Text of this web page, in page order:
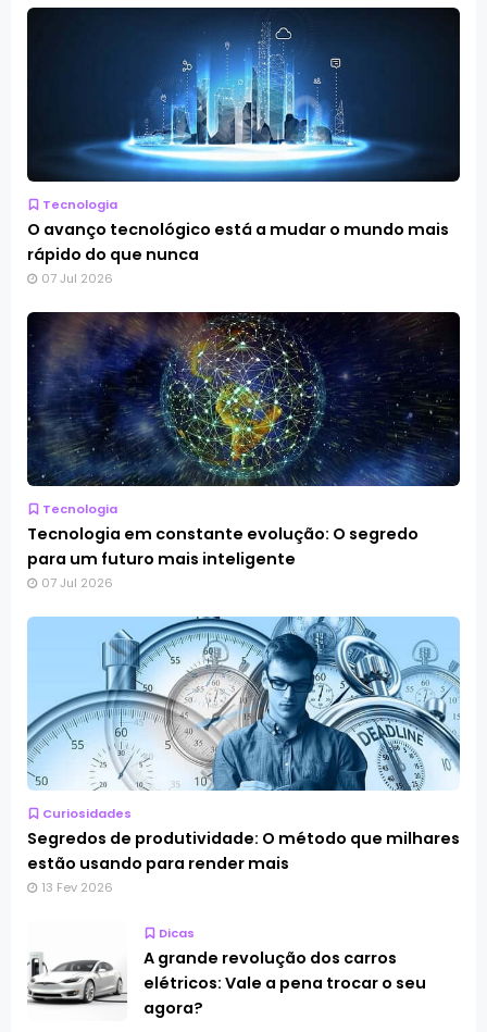
Tecnologia
O avanço tecnológico está a mudar o mundo mais
rápido do que nunca
07 Jul 2026
Tecnologia
Tecnologia em constante evolução: O segredo
para um futuro mais inteligente
07 Jul 2026
Curiosidades
Segredos de produtividade: O método que milhares
estão usando para render mais
13 Fev 2026
Dicas
A grande revolução dos carros
elétricos: Vale a pena trocar o seu
agora?